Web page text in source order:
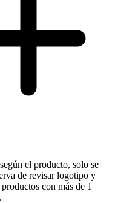
el producto, solo se
de revisar logotipo y
con más de 1